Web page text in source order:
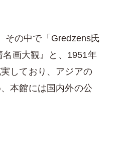
その中で「Gredzens氏
画大観』と、1951年
しており、アジアの
本館には国内外の公